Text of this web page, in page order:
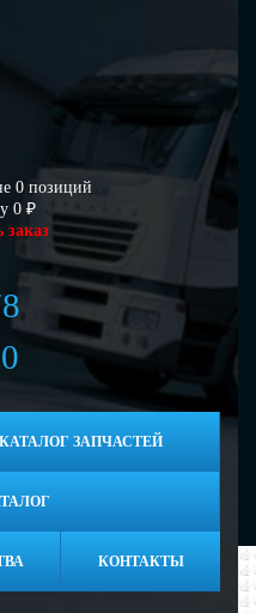
0позиций
0₽
заказ
КАТАЛОГ ЗАПЧАСТЕЙ
КОНТАКТЫ